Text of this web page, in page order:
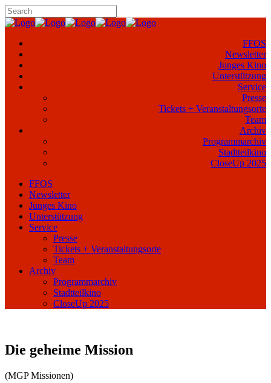
FFOS
Newsletter
Junges Kino
Unterstützung
Service
Presse
Tickets + Veranstaltungsorte
Team
Archiv
Programmarchiv
Stadtteilkino
CloseUp 2025
FFOS
Newsletter
Junges Kino
Unterstützung
Service
Presse
Tickets + Veranstaltungsorte
Team
Archiv
Programmarchiv
Stadtteilkino
CloseUp 2025
Die geheime Mission
(MGP Missionen)